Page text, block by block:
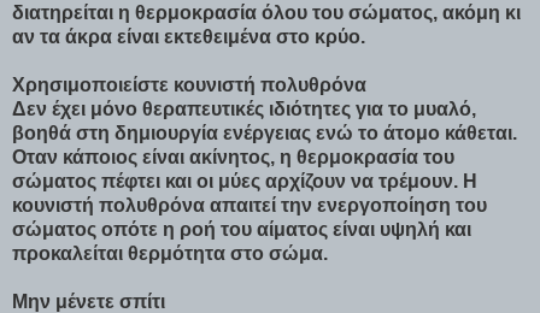
διατηρείται η θερμοκρασία όλου του σώματος, ακόμη κι
αν τα άκρα είναι εκτεθειμένα στο κρύο.
Χρησιμοποιείστε κουνιστή πολυθρόνα
Δεν έχει μόνο θεραπευτικές ιδιότητες για το μυαλό,
βοηθά στη δημιουργία ενέργειας ενώ το άτομο κάθεται.
Οταν κάποιος είναι ακίνητος, η θερμοκρασία του
σώματος πέφτει και οι μύες αρχίζουν να τρέμουν. Η
κουνιστή πολυθρόνα απαιτεί την ενεργοποίηση του
σώματος οπότε η ροή του αίματος είναι υψηλή και
προκαλείται θερμότητα στο σώμα.
Μην μένετε σπίτι